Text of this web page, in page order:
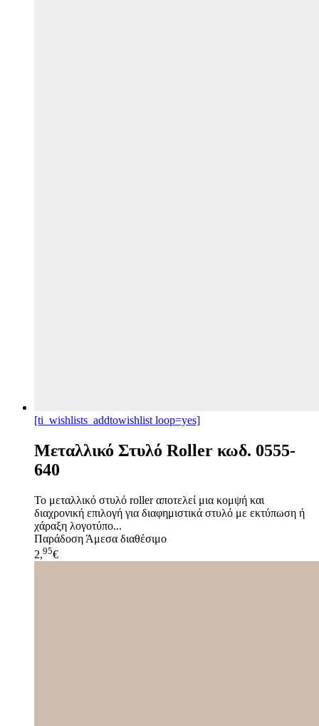
[ti_wishlists_addtowishlist loop=yes]
Μεταλλικό Στυλό Roller κωδ. 0555-
640
Το μεταλλικό στυλό roller αποτελεί μια κομψή και
διαχρονική επιλογή για διαφημιστικά στυλό με εκτύπωση ή
χάραξη λογοτύπο...
Παράδοση Άμεσα διαθέσιμο
2,95€